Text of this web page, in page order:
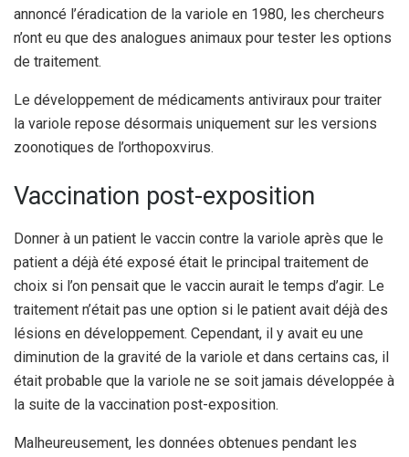
annoncé l’éradication de la variole en 1980, les chercheurs
n’ont eu que des analogues animaux pour tester les options
de traitement.
Le développement de médicaments antiviraux pour traiter
la variole repose désormais uniquement sur les versions
zoonotiques de l’orthopoxvirus.
Vaccination post-exposition
Donner à un patient le vaccin contre la variole après que le
patient a déjà été exposé était le principal traitement de
choix si l’on pensait que le vaccin aurait le temps d’agir. Le
traitement n’était pas une option si le patient avait déjà des
lésions en développement. Cependant, il y avait eu une
diminution de la gravité de la variole et dans certains cas, il
était probable que la variole ne se soit jamais développée à
la suite de la vaccination post-exposition.
Malheureusement, les données obtenues pendant les